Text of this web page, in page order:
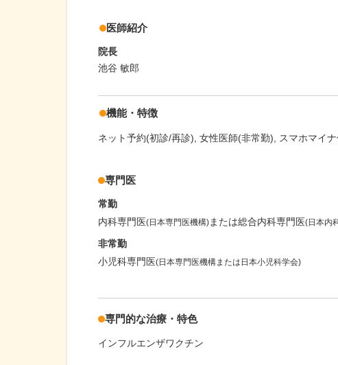
医師紹介
院長
池谷 敏郎
機能・特徴
ネット予約(初診/再診) 女性医師(非常勤) スマホマイ
専門医
常勤
内科専門医(日本専門医機構) または総合内科専門医(日本内
非常勤
小児科専門医(日本専門医機構または日本小児科学会)
専門的な治療・特色
インフルエンザワクチン